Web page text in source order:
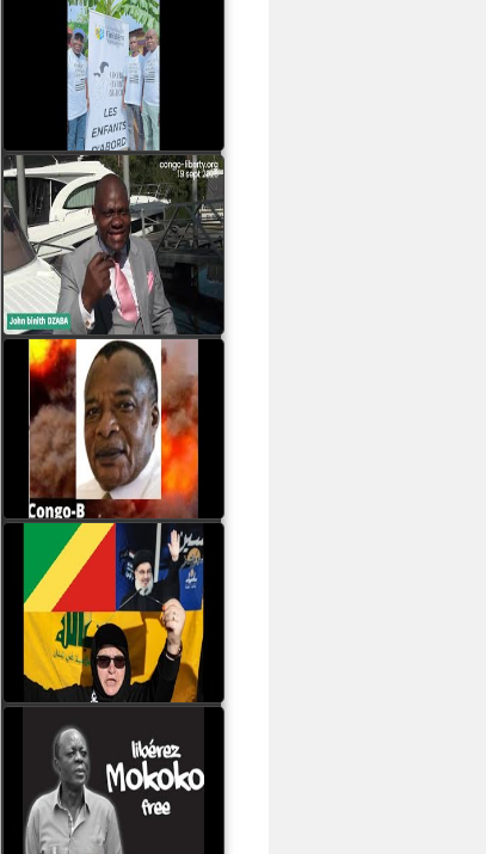
watch video
John Binith Dzaba
s'exprime sur le voyage
de Rodrigue Malanda
Samba à Paris
watch video
Poaty Pangou La
Conférence des ethnies
est la seule solution pour
éviter la scission du
Congo B
watch video
Les liaisons dangereuses
du clan Sassou Nguesso
avec le Hezbollah
watch video
Le Général Mokoko est
l'unique légitimité
présidentielle du peuple
congolais
watch video